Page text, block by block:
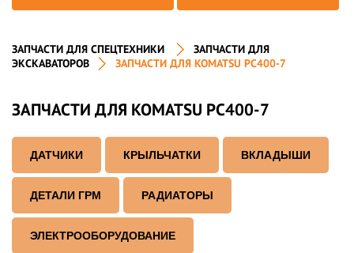
ЗАПЧАСТИ ДЛЯ СПЕЦТЕХНИКИ
ЗАПЧАСТИ ДЛЯ
ЭКСКАВАТОРОВ
ЗАПЧАСТИ ДЛЯ KOMATSU PC400-7
ЗАПЧАСТИ ДЛЯ KOMATSU PC400-7
ДАТЧИКИ КРЫЛЬЧАТКИ ВКЛАДЫШИ
ДЕТАЛИ ГРМ РАДИАТОРЫ
ЭЛЕКТРООБОРУДОВАНИЕ